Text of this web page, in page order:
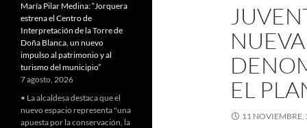
EL
11 NOVIEMBRE,
María Pilar Medina: “Jorquera
estrena el Centro de
Interpretación de la Torre de
Doña Blanca, un nuevo
impulso al patrimonio y al
turismo del municipio”
7 agosto, 2026
• La alcaldesa destaca que el
nuevo espacio representa "una
apuesta por la conservación, la